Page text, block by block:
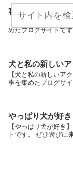
私と犬の大切なフ
【私と犬の大切なフ
めたブログサイトで
犬と私の新しい
【犬と私の新しいア
事を集めたブログサ
やっぱり犬が好き
【やっぱり犬が好き
トです。 ぜひ遊びに